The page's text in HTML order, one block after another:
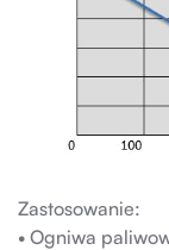
Zastosowanie:
• Ogniwa